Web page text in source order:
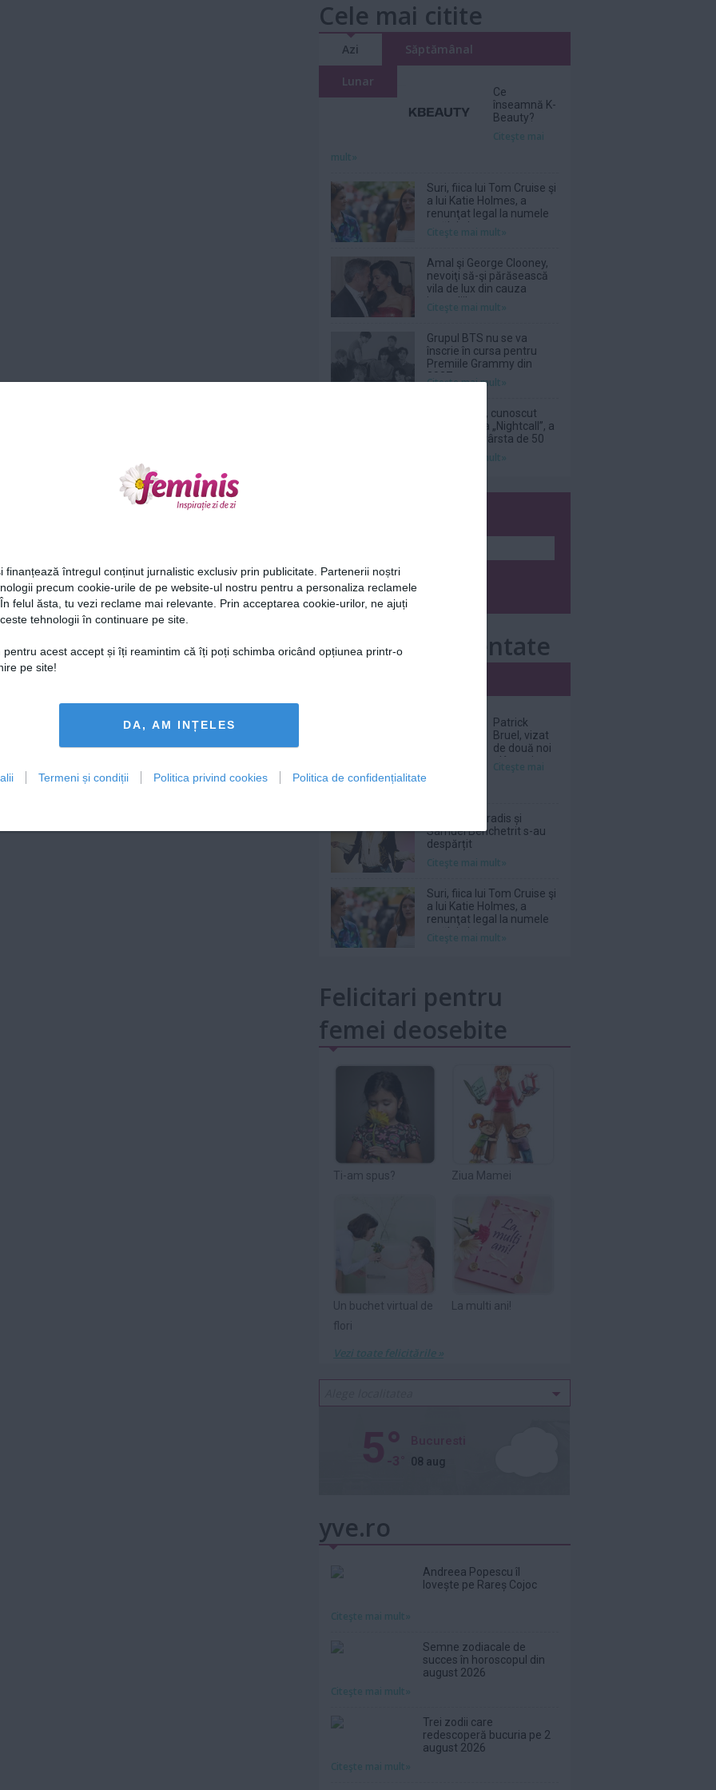
finanțează întregul conținut jurnalistic exclusiv prin publicitate. Partenerii noștri
precum cookie-urile de pe website-ul nostru pentru a personaliza reclamele
felul ăsta, tu vezi reclame mai relevante. Prin acceptarea cookie-urilor, ne ajuți
tehnologii în continuare pe site.
pentru acest accept și îți reamintim că îți poți schimba oricând opțiunea printr-o
pe site!
DA, AM INȚELES
Termeni și condiții Politica privind cookies Politica de confidențialitate
Cele mai citite
Azi Săptămânal
Lunar
Ce
înseamnă K-
Beauty?
Citeşte mai
mult»
Suri, fiica lui Tom Cruise şi
a lui Katie Holmes, a
renunţat legal la numele
tatălui ei
Citeşte mai mult»
Amal şi George Clooney,
nevoiţi să-şi părăsească
vila de lux din cauza
incendiilor
Citeşte mai mult»
Grupul BTS nu se va
înscrie în cursa pentru
Premiile Grammy din
2027
Citeşte mai mult»
DJ Kavinsky, cunoscut
pentru piesa „Nightcall”, a
decedat la vârsta de 50
Citeşte mai mult»
Cele mai comentate
Patrick
Bruel, vizat
de două noi
plângeri
pentru viol și
Citeşte mai
Vanessa Paradis și
Samuel Benchetrit s-au
despărțit
Citeşte mai mult»
Suri, fiica lui Tom Cruise şi
a lui Katie Holmes, a
renunţat legal la numele
tatălui ei
Citeşte mai mult»
Felicitari pentru
femei deosebite
Ti-am spus? Ziua Mamei
Un buchet virtual de
flori
La multi ani!
Vezi toate felicitările »
08 aug
yve.ro
Andreea Popescu îl
lovește pe Rareș Cojoc
Citeşte mai mult»
Semne zodiacale de
succes în horoscopul din
august 2026
Citeşte mai mult»
Trei zodii care
redescoperă bucuria pe 2
august 2026
Citeşte mai mult»